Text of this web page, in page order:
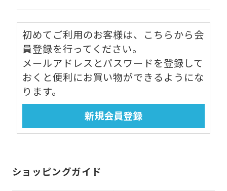
初めてご利用のお客様は、こちらから会
員登録を行ってください。
メールアドレスとパスワードを登録して
おくと便利にお買い物ができるようにな
ります。
ショッピングガイド